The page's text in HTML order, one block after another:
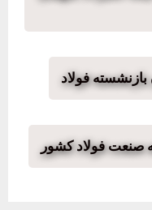
فولاد
صنعت فولاد کشور